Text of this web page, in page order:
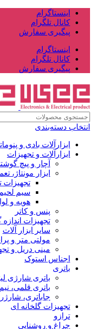
اینستاگرام
کانال تلگرام
پیگیری سفارش
اینستاگرام
کانال تلگرام
پیگیری سفارش
انتخاب دسته‌بندی
ابزارآلات بادی و
ابزارآلات و تجهیزات
آچار و پیچ
ابزار مونتاژ،
تجهیزات
سیم
هویه و
پنس و کاتر
تجهیزات
سایر ابزار آلات
مولتی متر و
مینی دریل و
اجناس استوک
باتری
باتری شارژی
باتری قلمی،
جاباتری،
تجهیزات گلخانه ای
ترازو
چراغ و روشنایی